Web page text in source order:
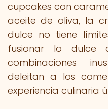
cupcakes con
aceite de oliva, la
dulce no tiene
fusionar lo dulce
combinaciones
deleitan a los
experiencia culinaria